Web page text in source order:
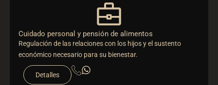
Cuidado personal y pensión de alimentos
Regulación de las relaciones con los hijos y el sustento
económico necesario para su bienestar.
Detalles